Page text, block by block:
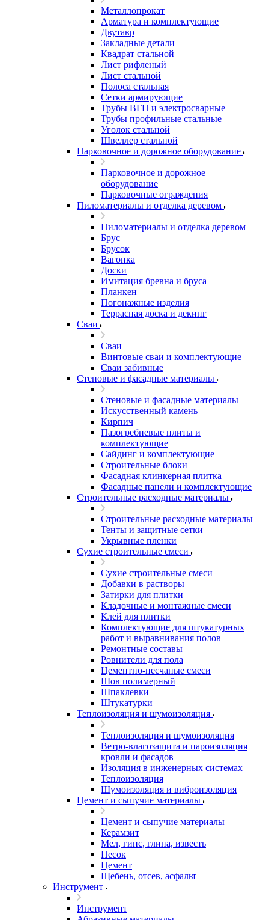
Металлопрокат
Арматура и комплектующие
Двутавр
Закладные детали
Квадрат стальной
Лист рифленый
Лист стальной
Полоса стальная
Сетки армирующие
Трубы ВГП и электросварные
Трубы профильные стальные
Уголок стальной
Швеллер стальной
Парковочное и дорожное оборудование
Парковочное и дорожное
оборудование
Парковочные ограждения
Пиломатериалы и отделка деревом
Пиломатериалы и отделка деревом
Брус
Брусок
Вагонка
Доски
Имитация бревна и бруса
Планкен
Погонажные изделия
Террасная доска и декинг
Сваи
Сваи
Винтовые сваи и комплектующие
Сваи забивные
Стеновые и фасадные материалы
Стеновые и фасадные материалы
Искусственный камень
Кирпич
Пазогребневые плиты и
комплектующие
Сайдинг и комплектующие
Строительные блоки
Фасадная клинкерная плитка
Фасадные панели и комплектующие
Строительные расходные материалы
Строительные расходные материалы
Тенты и защитные сетки
Укрывные пленки
Сухие строительные смеси
Сухие строительные смеси
Добавки в растворы
Затирки для плитки
Кладочные и монтажные смеси
Клей для плитки
Комплектующие для штукатурных
работ и выравнивания полов
Ремонтные составы
Ровнители для пола
Цементно-песчаные смеси
Шов полимерный
Шпаклевки
Штукатурки
Теплоизоляция и шумоизоляция
Теплоизоляция и шумоизоляция
Ветро-влагозащита и пароизоляция
кровли и фасадов
Изоляция в инженерных системах
Теплоизоляция
Шумоизоляция и виброизоляция
Цемент и сыпучие материалы
Цемент и сыпучие материалы
Керамзит
Мел, гипс, глина, известь
Песок
Цемент
Щебень, отсев, асфальт
Инструмент
Инструмент